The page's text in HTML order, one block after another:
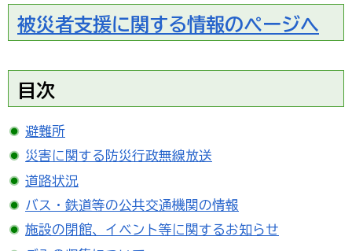
被災者支援に関する情報のページへ
目次
避難所
災害に関する防災行政無線放送
道路状況
バス・鉄道等の公共交通機関の情報
施設の閉館、イベント等に関するお知らせ